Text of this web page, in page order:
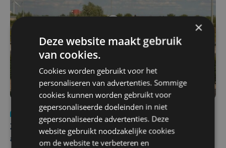
Nieuws
Zwaar ongeval op E403 in Izegem: drie rijstroken
afgesloten
×
Deze website maakt gebruik
van cookies.
Cookies worden gebruikt voor het
personaliseren van advertenties. Sommige
cookies kunnen worden gebruikt voor
gepersonaliseerde doeleinden in niet
gepersonaliseerde advertenties. Deze
website gebruikt noodzakelijke cookies
om de website te verbeteren en